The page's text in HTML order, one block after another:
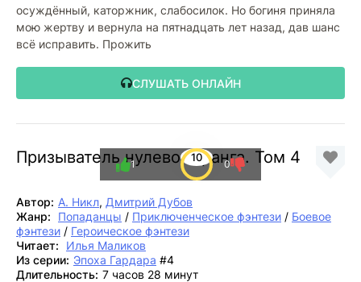
осуждённый, каторжник, слабосилок. Но богиня приняла
мою жертву и вернула на пятнадцать лет назад, дав шанс
всё исправить. Прожить
СЛУШАТЬ ОНЛАЙН
Призыватель нулевого ранга. Том 4
10
1 0
Автор: А. Никл, Дмитрий Дубов
Жанр:
Попаданцы / Приключенческое фэнтези / Боевое
фэнтези / Героическое фэнтези
Читает:
Илья Маликов
Из серии: Эпоха Гардара #4
Длительность: 7 часов 28 минут